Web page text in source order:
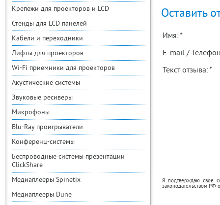
Крепежи для проекторов и LCD
Стенды для LCD панелей
Кабели и переходники
Лифты для проекторов
Wi-Fi приемники для проекторов
Акустические системы
Звуковые ресиверы
Микрофоны
Blu-Ray проигрыватели
Конференц-системы
Беспроводные системы презентации
ClickShare
Медиаплееры Spinetix
Медиаплееры Dune
Оставить
Имя:*
E-mail /
Текст отзыва:*
Я подтверждаю свое
законодательством РФ